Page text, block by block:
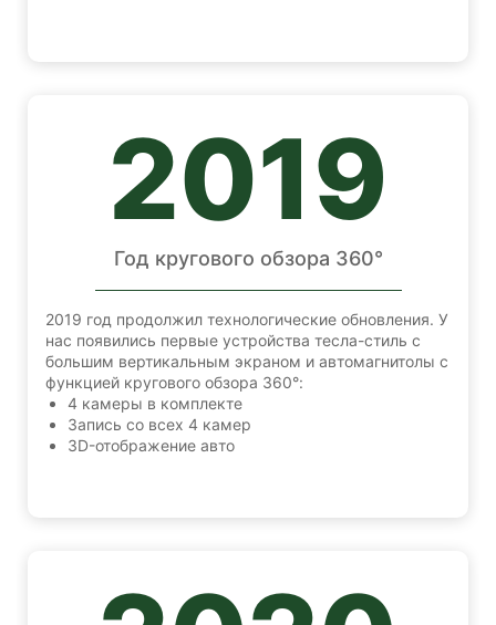
2019
Год кругового обзора 360°
2019 год продолжил технологические обновления. У
нас появились первые устройства тесла-стиль с
большим вертикальным экраном и автомагнитолы с
функцией кругового обзора 360°:
4 камеры в комплекте
Запись со всех 4 камер
3D-отображение авто